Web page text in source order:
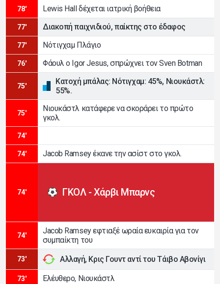
78' Lewis Hall δέχεται ιατρική βοήθεια
77' Διακοπή παιχνιδιού, παίκτης στο έδαφος
77' Νότιγχαμ Πλάγιο
76' Φάουλ ο Igor Jesus, σπρώχνει τον Sven Botman
75'
Κατοχή μπάλας: Νότιγχαμ: 45%, Νιουκάστλ:
55%.
75'
Νιουκάστλ κατάφερε να σκοράρει το πρώτο
γκολ.
74'
74' Jacob Ramsey έκανε την ασίστ στο γκολ.
74' ΓΚΟΛ - Χάρβι Μπαρνς
74'
Jacob Ramsey εφτιαξέ ωραία ευκαιρία για τον
συμπαίκτη του
73' Αλλαγή, Κρις Γουντ αντί του Τάιβο Αβονίγι
73' Ελέυθερο, Νιουκάστλ